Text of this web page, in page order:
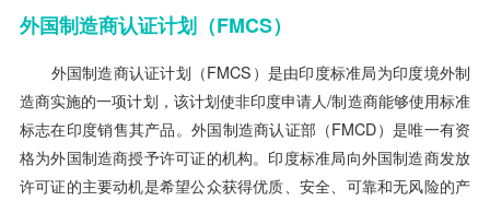
外国制造商认证计划（FMCS）
外国制造商认证计划（FMCS）是由印度标准局为印度境外制
造商实施的一项计划，该计划使非印度申请人/制造商能够使用标准
标志在印度销售其产品。外国制造商认证部（FMCD）是唯一有资
格为外国制造商授予许可证的机构。印度标准局向外国制造商发放
许可证的主要动机是希望公众获得优质、安全、可靠和无风险的产